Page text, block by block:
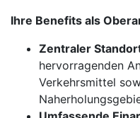
Ihre Benefits als
Zentraler
hervorragenden
Verkehrsmittel